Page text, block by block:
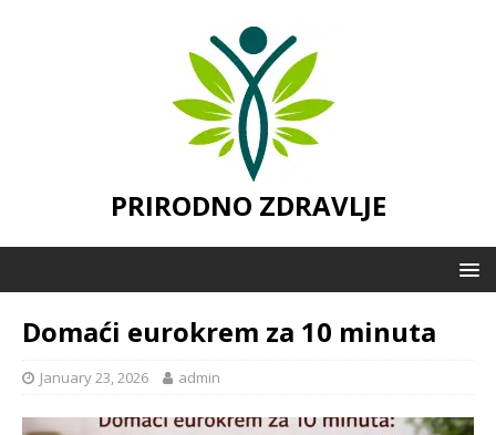
PRIRODNO ZDRAVLJE
Domaći eurokrem za 10 minuta
January 23, 2026 admin